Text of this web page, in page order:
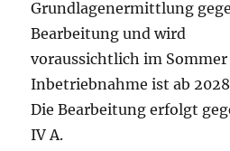
Grundlagenermittlung
Bearbeitung und wird
voraussichtlich im Sommer
Inbetriebnahme ist ab
Die Bearbeitung erfolgt
IV A.